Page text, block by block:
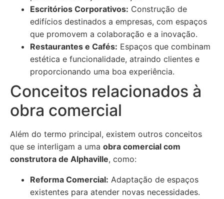
Escritórios Corporativos: Construção de
edifícios destinados a empresas, com espaços
que promovem a colaboração e a inovação.
Restaurantes e Cafés: Espaços que combinam
estética e funcionalidade, atraindo clientes e
proporcionando uma boa experiência.
Conceitos relacionados à
obra comercial
Além do termo principal, existem outros conceitos
que se interligam a uma obra comercial com
construtora de Alphaville, como:
Reforma Comercial: Adaptação de espaços
existentes para atender novas necessidades.